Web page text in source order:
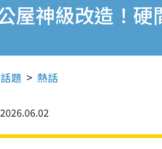
屋神級改造！
題 熱話
2026.06.02